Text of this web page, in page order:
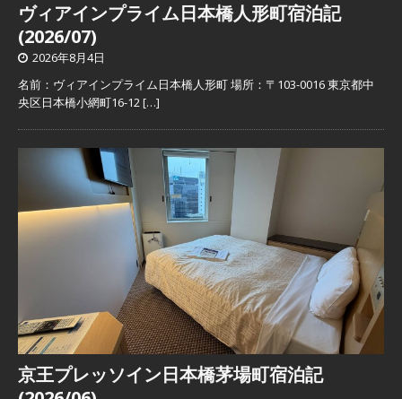
ヴィアインプライム日本橋人形町宿泊記
(2026/07)
2026年8月4日
名前：ヴィアインプライム日本橋人形町 場所：〒103-0016 東京都中
央区日本橋小網町16-12[…]
京王プレッソイン日本橋茅場町宿泊記